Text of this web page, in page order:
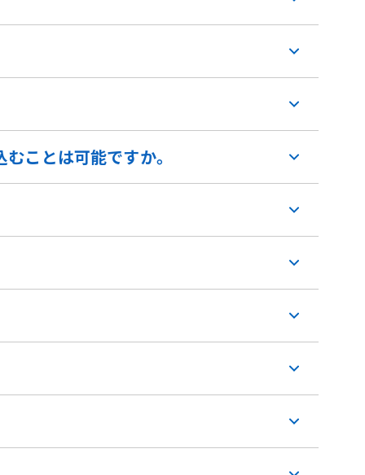
ことは可能ですか。